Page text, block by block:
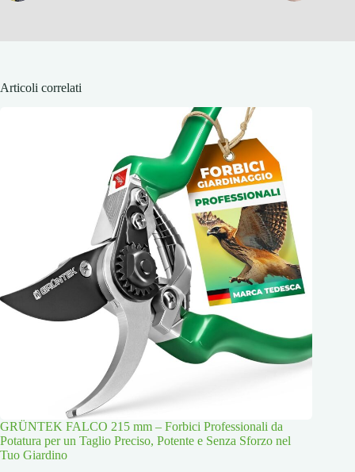
Articoli correlati
GRÜNTEK FALCO 215 mm – Forbici Professionali da
Potatura per un Taglio Preciso, Potente e Senza Sforzo nel
Tuo Giardino